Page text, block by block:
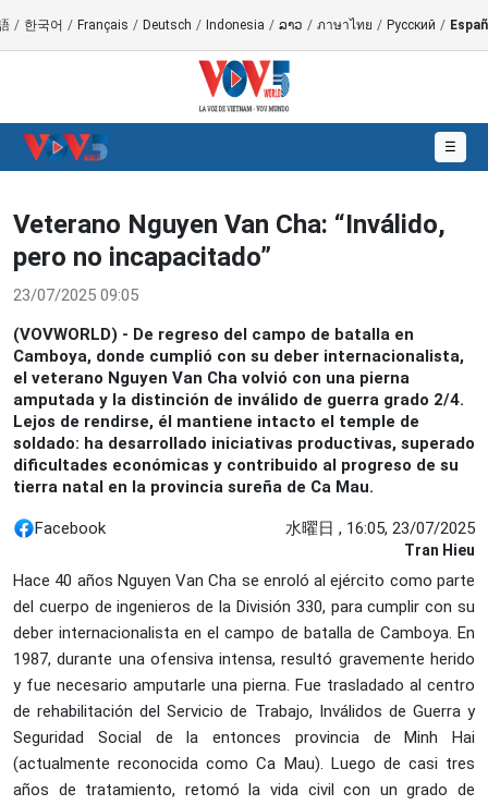
/ 한국어 / Français / Deutsch / Indonesia / ລາວ / ภาษาไทย / Русский /
☰
Veterano Nguyen Van Cha: “Inválido,
pero no incapacitado”
23/07/2025 09:05
(VOVWORLD) - De regreso del campo de batalla en
Camboya, donde cumplió con su deber internacionalista,
el veterano Nguyen Van Cha volvió con una pierna
amputada y la distinción de inválido de guerra grado 2/4.
Lejos de rendirse, él mantiene intacto el temple de
soldado: ha desarrollado iniciativas productivas, superado
dificultades económicas y contribuido al progreso de su
tierra natal en la provincia sureña de Ca Mau.
Facebook 水曜日 , 16:05, 23/07/2025
Tran Hieu
Hace 40 años Nguyen Van Cha se enroló al ejército como parte
del cuerpo de ingenieros de la División 330, para cumplir con su
deber internacionalista en el campo de batalla de Camboya. En
1987, durante una ofensiva intensa, resultó gravemente herido
y fue necesario amputarle una pierna. Fue trasladado al centro
de rehabilitación del Servicio de Trabajo, Inválidos de Guerra y
Seguridad Social de la entonces provincia de Minh Hai
(actualmente reconocida como Ca Mau). Luego de casi tres
años de tratamiento, retomó la vida civil con un grado de